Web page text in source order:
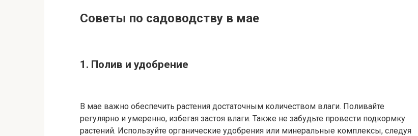
Советы по садоводству в мае
1. Полив и удобрение
В мае важно обеспечить растения достаточным количеством влаги. Поливайте
регулярно и умеренно, избегая застоя влаги. Также не забудьте провести подкормку
растений. Используйте органические удобрения или минеральные комплексы, следуя